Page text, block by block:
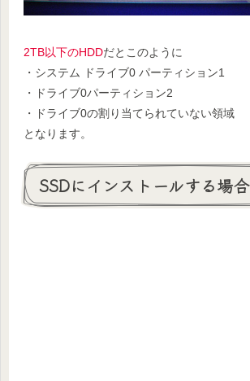
2TB以下のHDDだとこのように
・システム ドライブ0 パーティション1
・ドライブ0パーティション2
・ドライブ0の割り当てられていない領域
となります。
SSDにインストールする場合